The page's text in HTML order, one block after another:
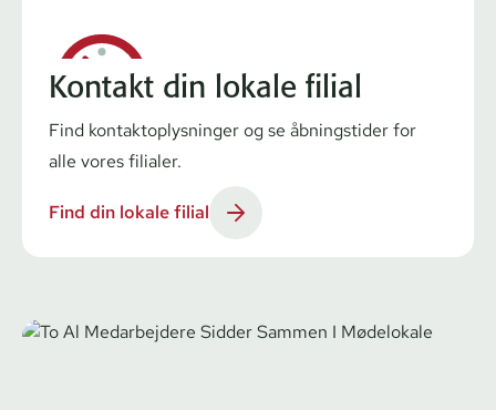
Kontakt din lokale filial
Find kon­tak­top­lys­nin­ger og se åbningstider for
alle vores filialer.
Find din lokale filial